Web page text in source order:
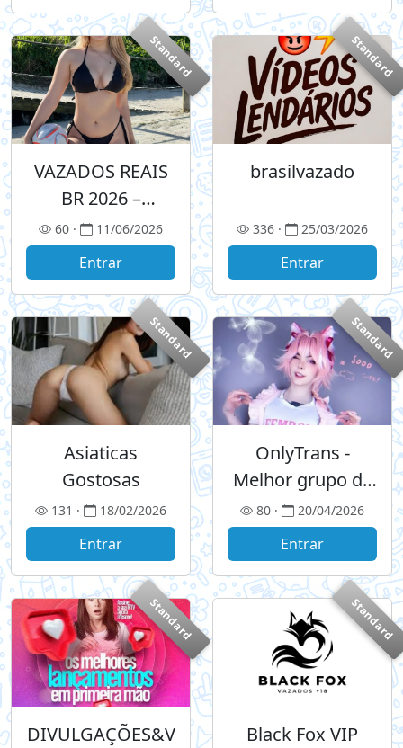
Standard
VAZADOS REAIS
BR 2026 –
ORGANIZADO E
EXCLUSIVO
60 · 11/06/2026
Entrar
Standard
brasilvazado
336 · 25/03/2026
Entrar
Standard
Asiaticas
Gostosas
131 · 18/02/2026
Entrar
Standard
OnlyTrans -
Melhor grupo de
videos Trans e
Femboy
80 · 20/04/2026
Entrar
Standard
DIVULGAÇÕES&V
Standard
Black Fox VIP